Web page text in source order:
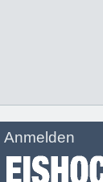
Anmelden